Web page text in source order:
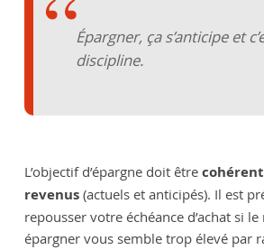
Épargner, ça s’anticipe et
discipline.
L’objectif d’épargne doit être
revenus(actuels et anticipés). Il est
repousser votre échéance d’achat si
épargner vous semble trop élevé par